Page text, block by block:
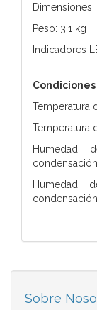
Peso: 3.1 kg
Indicadores
Temperatura
Temperatura
Humedad
condensación
Humedad
condensación
Sobre